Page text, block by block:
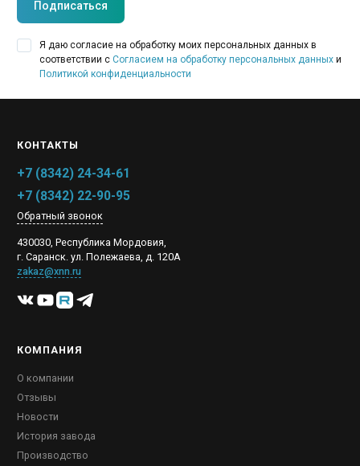
Подписаться
Я даю согласие на обработку моих персональных данных в
соответствии с Согласием на обработку персональных данных и
Политикой конфиденциальности
КОМПАНИЯ
О компании
Отзывы
Новости
История завода
Производство
КОНТАКТЫ
+7 (8342) 24-34-61
+7 (8342) 22-90-95
Обратный звонок
430030, Республика Мордовия,
г. Саранск. ул. Полежаева, д. 120А
zakaz@xnn.ru